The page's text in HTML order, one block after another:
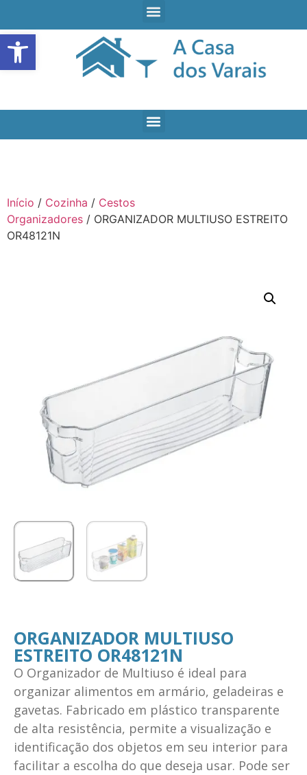
Open toolbar
Início / Cozinha / Cestos
Organizadores / ORGANIZADOR MULTIUSO ESTREITO
OR48121N
ORGANIZADOR MULTIUSO
ESTREITO OR48121N
O Organizador de Multiuso é ideal para
organizar alimentos em armário, geladeiras e
gavetas. Fabricado em plástico transparente
de alta resistência, permite a visualização e
identificação dos objetos em seu interior para
facilitar a escolha do que deseja usar. Pode ser